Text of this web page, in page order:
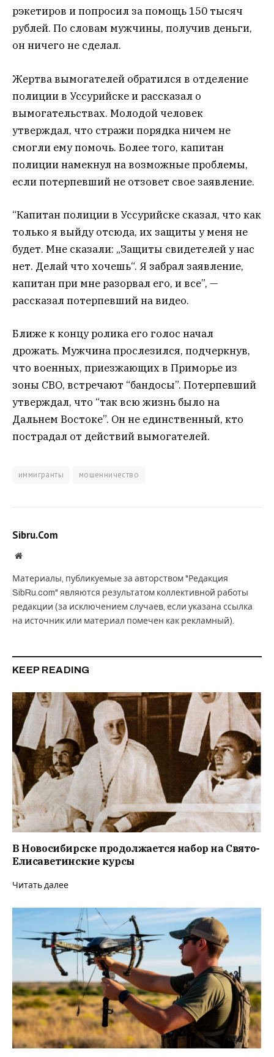
рэкетиров и попросил за помощь 150 тысяч
рублей. По словам мужчины, получив деньги,
он ничего не сделал.
Жертва вымогателей обратился в отделение
полиции в Уссурийске и рассказал о
вымогательствах. Молодой человек
утверждал, что стражи порядка ничем не
смогли ему помочь. Более того, капитан
полиции намекнул на возможные проблемы,
если потерпевший не отзовет свое заявление.
“Капитан полиции в Уссурийске сказал, что как
только я выйду отсюда, их защиты у меня не
будет. Мне сказали: „Защиты свидетелей у нас
нет. Делай что хочешь“. Я забрал заявление,
капитан при мне разорвал его, и все”, —
рассказал потерпевший на видео.
Ближе к концу ролика его голос начал
дрожать. Мужчина прослезился, подчеркнув,
что военных, приезжающих в Приморье из
зоны СВО, встречают “бандосы”. Потерпевший
утверждал, что “так всю жизнь было на
Дальнем Востоке”. Он не единственный, кто
пострадал от действий вымогателей.
иммигранты мошенничество
Sibru.Com
Website
Материалы, публикуемые за авторством "Редакция
SibRu.com" являются результатом коллективной работы
редакции (за исключением случаев, если указана ссылка
на источник или материал помечен как рекламный).
KEEP READING
В Новосибирске продолжается набор на Свято-
Елисаветинские курсы
Читать далее